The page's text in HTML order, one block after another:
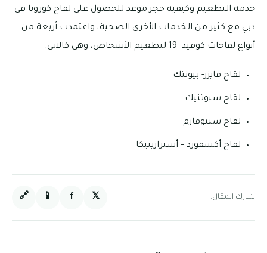
خدمة التطعيم وكيفية حجز موعد للحصول على لقاح كورونا في
دبي مع كثير من الخدمات الأخرى الصحية، واعتمدت أربعة من
أنواع لقاحات كوفيد -19 لتطعيم الأشخاص، وهي كالآتي:
لقاح فايزر- بيونتك
لقاح سبوتنيك
لقاح سينوفارم
لقاح أكسفورد – أسترازينيكا
شارك المقال: 𝕏
f
📱
🔗